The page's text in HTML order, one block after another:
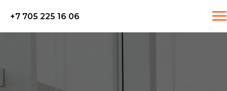
+7 705 225 16 06